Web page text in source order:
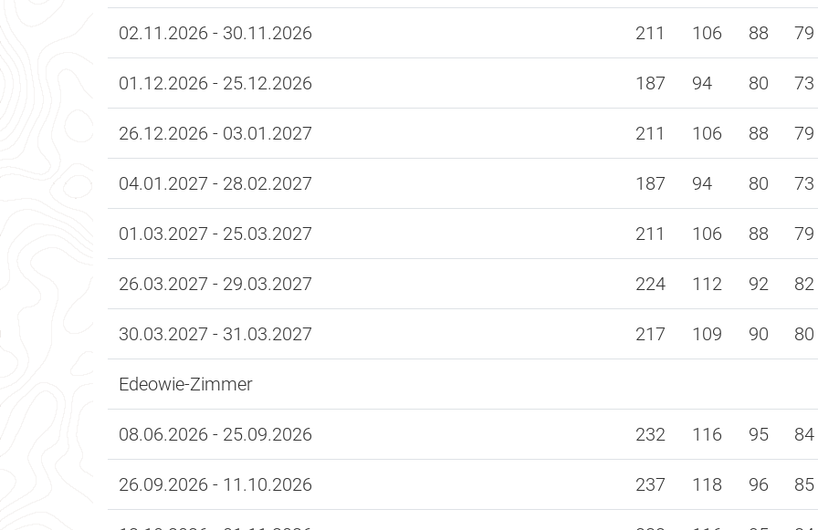
02.11.2026 - 30.11.2026 211 106 88 79
01.12.2026 - 25.12.2026 187 94 80 73
26.12.2026 - 03.01.2027 211 106 88 79
04.01.2027 - 28.02.2027 187 94 80 73
01.03.2027 - 25.03.2027 211 106 88 79
26.03.2027 - 29.03.2027 224 112 92 82
30.03.2027 - 31.03.2027 217 109 90 80
Edeowie-Zimmer
08.06.2026 - 25.09.2026 232 116 95 84
26.09.2026 - 11.10.2026 237 118 96 85